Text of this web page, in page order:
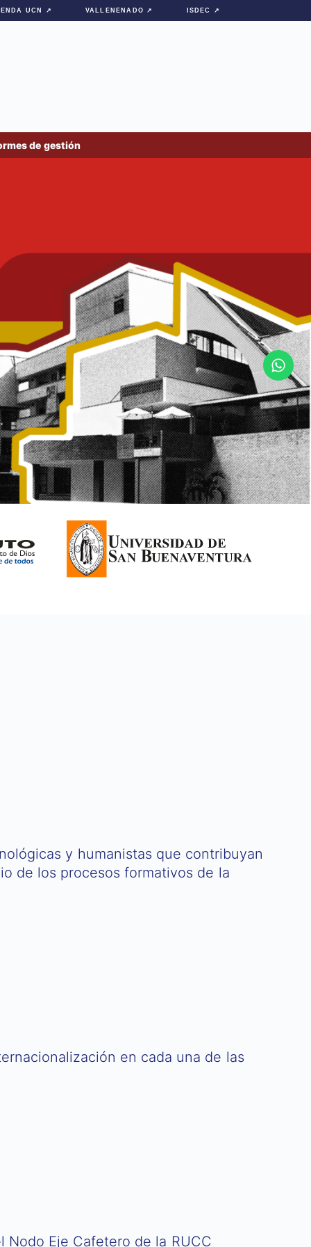
UCN ↗ VALLENENADO ↗ ISDEC ↗
de gestión
y humanistas que contribuyan
de los procesos formativos de la
en cada una de las
Eje Cafetero de la RUCC